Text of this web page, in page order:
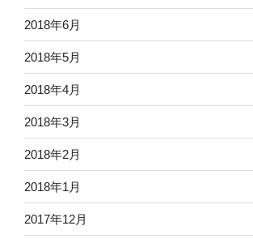
2018年6月
2018年5月
2018年4月
2018年3月
2018年2月
2018年1月
2017年12月